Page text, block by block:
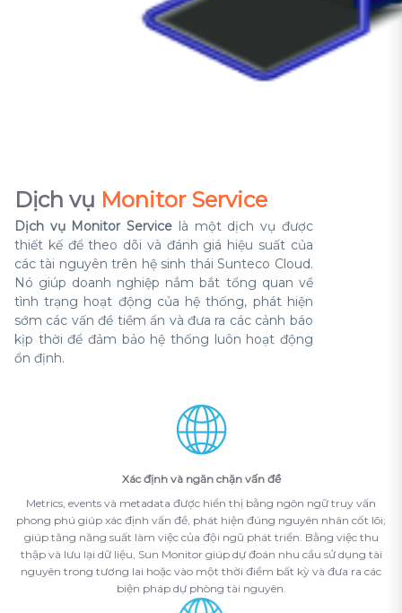
Dịch vụ Monitor Service
Dịch vụ Monitor Service là một dịch vụ được
thiết kế để theo dõi và đánh giá hiệu suất của
các tài nguyên trên hệ sinh thái Sunteco Cloud.
Nó giúp doanh nghiệp nắm bắt tổng quan về
tình trạng hoạt động của hệ thống, phát hiện
sớm các vấn đề tiềm ẩn và đưa ra các cảnh báo
kịp thời để đảm bảo hệ thống luôn hoạt động
ổn định.
Xác định và ngăn chặn vấn đề
Metrics, events và metadata được hiển thị bằng ngôn ngữ truy vấn
phong phú giúp xác định vấn đề, phát hiện đúng nguyên nhân cốt lõi;
giúp tăng năng suất làm việc của đội ngũ phát triển. Bằng việc thu
thập và lưu lại dữ liệu, Sun Monitor giúp dự đoán nhu cầu sử dụng tài
nguyên trong tương lai hoặc vào một thời điểm bất kỳ và đưa ra các
biện pháp dự phòng tài nguyên.